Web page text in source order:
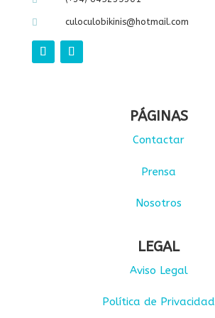
 culoculobikinis@hotmail.com
PÁGINAS
Contactar
Prensa
Nosotros
LEGAL
Aviso Legal
Política de Privacidad